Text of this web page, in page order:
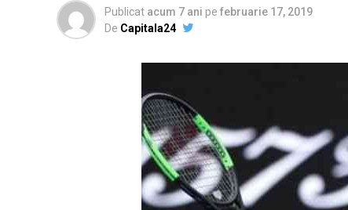
Publicat acum 7 ani pe februarie 17, 2019
De Capitala24